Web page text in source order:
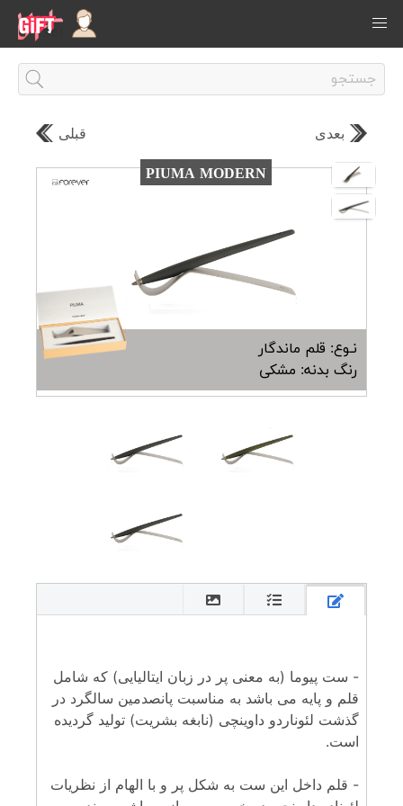
قبلی بعدی
PIUMA MODERN
نـوع: قلم ماندگار
رنگ بدنه: مشکی
- ست پیوما (به معنی پر در زبان ایتالیایی) که شامل
قلم و پایه می باشد به مناسبت پانصدمین سالگرد در
گذشت لئوناردو داوینچی (نابغه بشریت) تولید گردیده
است.
- قلم داخل این ست به شکل پر و با الهام از نظریات